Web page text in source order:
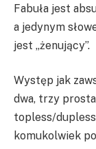
Fabuła jest
a jedynym
jest „żenujący”.
Występ jak
dwa, trzy
topless/
komukolwiek